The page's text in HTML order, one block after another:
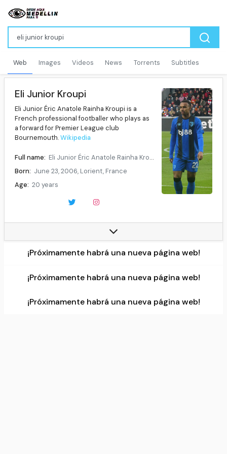
Web Images Videos News Torrents Subtitles
Eli Junior Kroupi
Eli Junior Éric Anatole Rainha Kroupi is a
French professional footballer who plays as
a forward for Premier League club
Bournemouth.Wikipedia
Full name: Eli Junior Éric Anatole Rainha Kroupi
Born: June 23, 2006, Lorient, France
Age: 20 years
Current team: Bournemouth
Number: 22
Data source: DuckDuckGo
¡Próximamente habrá una nueva página web!
¡Próximamente habrá una nueva página web!
¡Próximamente habrá una nueva página web!